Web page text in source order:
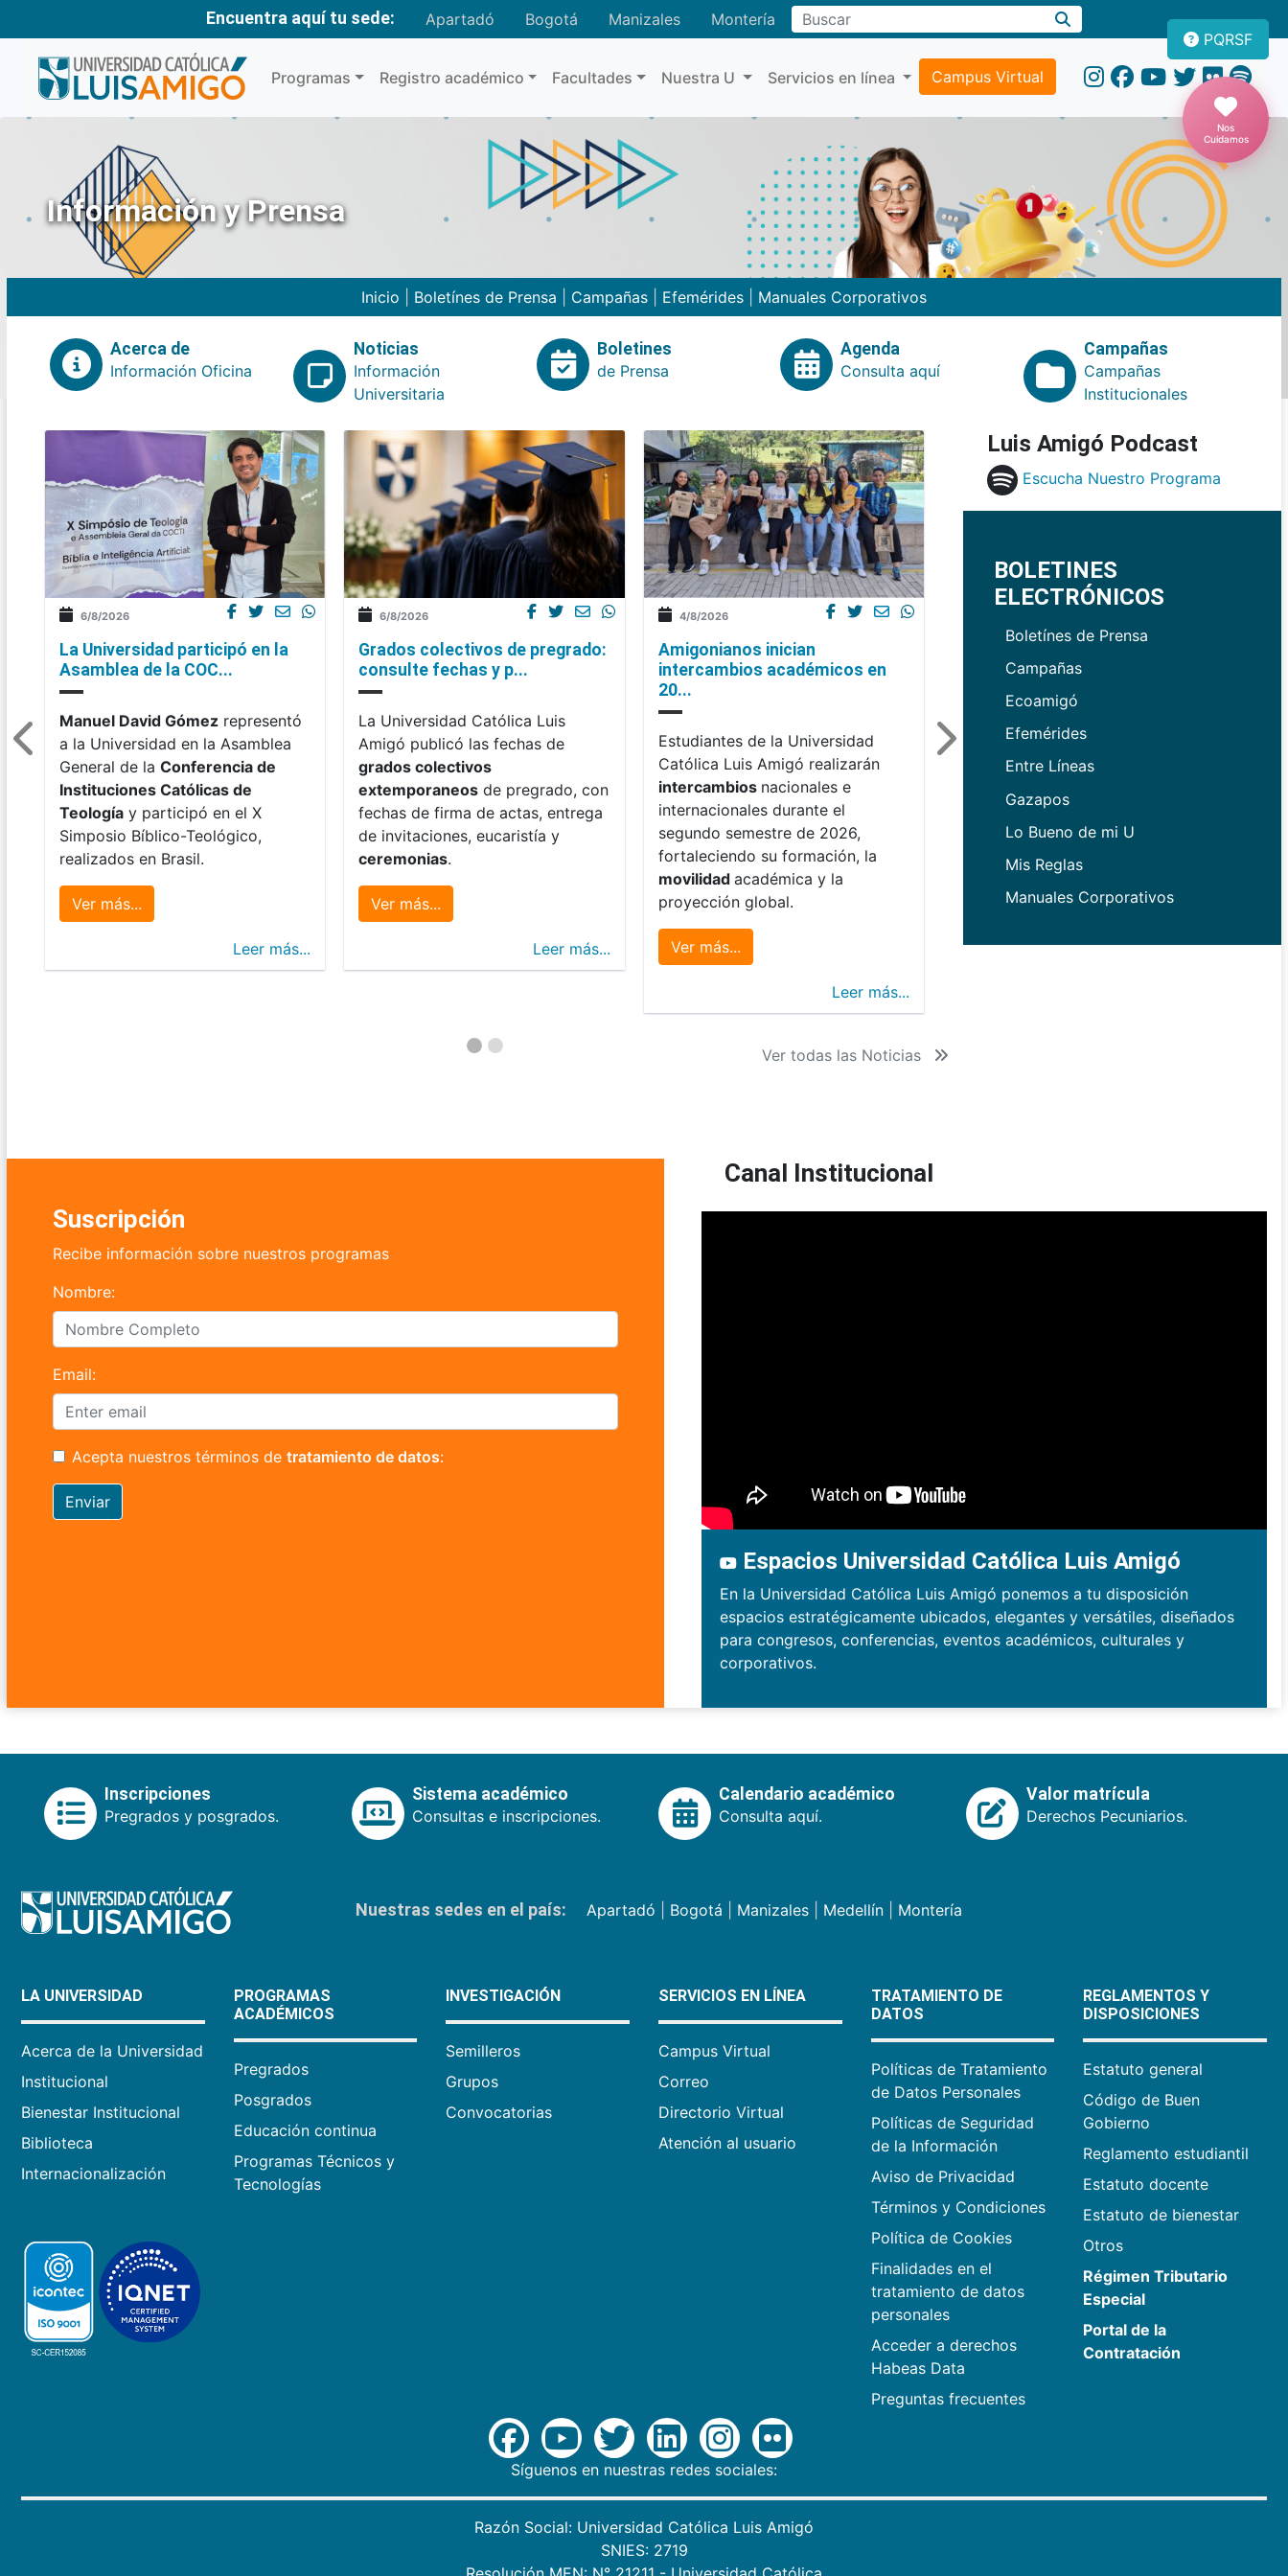
Encuentra aquí tu sede: Apartadó Bogotá Manizales MonteríaBuscar
Programas Registro académico Facultades Nuestra U Servicios en línea Campus Virtual
PQRSF
Nos
Cuidamos
Información y Prensa
Inicio Boletínes de Prensa Campañas Efemérides Manuales Corporativos
Acerca de
Información Oficina
Noticias
Información
Universitaria
Boletines
de Prensa
Agenda
Consulta aquí
Campañas
Campañas
Institucionales
6/8/2026
La Universidad participó en la
Asamblea de la COC...
Manuel David Gómez representó
a la Universidad en la Asamblea
General de la Conferencia de
Instituciones Católicas de
Teología y participó en el X
Simposio Bíblico-Teológico,
realizados en Brasil.
Ver más...
Leer más...
6/8/2026
Grados colectivos de pregrado:
consulte fechas y p...
La Universidad Católica Luis
Amigó publicó las fechas de
grados colectivos
extemporaneos de pregrado, con
fechas de firma de actas, entrega
de invitaciones, eucaristía y
ceremonias.
Ver más...
Leer más...
4/8/2026
Amigonianos inician
intercambios académicos en
20...
Estudiantes de la Universidad
Católica Luis Amigó realizarán
intercambios nacionales e
internacionales durante el
segundo semestre de 2026,
fortaleciendo su formación, la
movilidad académica y la
proyección global.
Ver más...
Leer más...
Ver todas las Noticias
Luis Amigó Podcast
Escucha Nuestro Programa
BOLETINES
ELECTRÓNICOS
Boletínes de Prensa
Campañas
Ecoamigó
Efemérides
Entre Líneas
Gazapos
Lo Bueno de mi U
Mis Reglas
Manuales Corporativos
Suscripción
Recibe información sobre nuestros programas
Nombre:
Email:
Acepta nuestros términos de tratamiento de datos:
Enviar
Canal Institucional
Espacios Universidad Católica Luis Amigó
En la Universidad Católica Luis Amigó ponemos a tu disposición
espacios estratégicamente ubicados, elegantes y versátiles, diseñados
para congresos, conferencias, eventos académicos, culturales y
corporativos.
Inscripciones
Pregrados y posgrados.
Sistema académico
Consultas e inscripciones.
Calendario académico
Consulta aquí.
Valor matrícula
Derechos Pecuniarios.
Nuestras sedes en el país: Apartadó Bogotá Manizales| Medellín| Montería
LA UNIVERSIDAD
Acerca de la Universidad
Institucional
Bienestar Institucional
Biblioteca
Internacionalización
PROGRAMAS
ACADÉMICOS
Pregrados
Posgrados
Educación continua
Programas Técnicos y
Tecnologías
INVESTIGACIÓN
Semilleros
Grupos
Convocatorias
SERVICIOS EN LÍNEA
Campus Virtual
Correo
Directorio Virtual
Atención al usuario
TRATAMIENTO DE
DATOS
Políticas de Tratamiento
de Datos Personales
Políticas de Seguridad
de la Información
Aviso de Privacidad
Términos y Condiciones
Política de Cookies
Finalidades en el
tratamiento de datos
personales
Acceder a derechos
Habeas Data
Preguntas frecuentes
REGLAMENTOS Y
DISPOSICIONES
Estatuto general
Código de Buen
Gobierno
Reglamento estudiantil
Estatuto docente
Estatuto de bienestar
Otros
Régimen Tributario
Especial
Portal de la
Contratación
Síguenos en nuestras redes sociales:
Razón Social: Universidad Católica Luis Amigó
SNIES: 2719